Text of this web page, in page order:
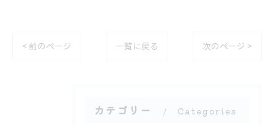
< 前のページ 一覧に戻る 次のページ >
カテゴリー Categories